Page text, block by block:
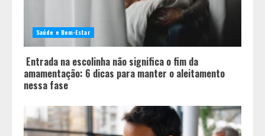
Os 10 comportamentos que mais
destroem um relacionamento e a
maioria dos casais nem percebe
4
fundamentais antes de pegar a
estrada no inverno
Saúde e Bem-Estar
Entrada na escolinha não significa o fim da
amamentação: 6 dicas para manter o aleitamento
nessa fase